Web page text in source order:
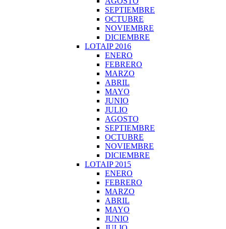
SEPTIEMBRE
OCTUBRE
NOVIEMBRE
DICIEMBRE
LOTAIP 2016
ENERO
FEBRERO
MARZO
ABRIL
MAYO
JUNIO
JULIO
AGOSTO
SEPTIEMBRE
OCTUBRE
NOVIEMBRE
DICIEMBRE
LOTAIP 2015
ENERO
FEBRERO
MARZO
ABRIL
MAYO
JUNIO